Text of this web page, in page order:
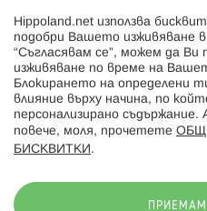
Hippoland.net използва
подобри Вашето изживяване
“Съгласявам се”, можем да Ви
изживяване по време на
Блокирането на определени
влияние върху начина, по
персонализирано
повече, моля, прочетете
БИСКВИТКИ .